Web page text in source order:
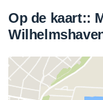
Op de kaart::